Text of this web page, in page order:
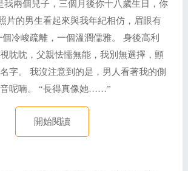
我兩個兒子，三個月後你十八歲生日，你
片的男生看起來與我年紀相仿，眉眼有
冷峻疏離，一個溫潤儒雅。 身後高利
眈眈，父親怯懦無能，我別無選擇，顫
字。 我沒注意到的是，男人看著我的側
呢喃。 “長得真像她……”
開始閱讀